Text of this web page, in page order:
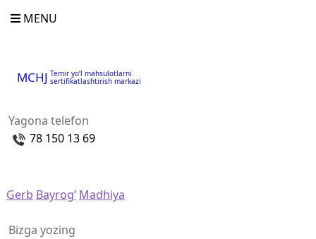
MENU
MCHJ Temir yo‘l mahsulotlarni
sertifikatlashtirish markazi
Yagona telefon
78 150 13 69
Gerb Bayrog’ Madhiya
Bizga yozing